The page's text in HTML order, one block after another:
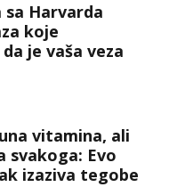
sa Harvarda
koje
je vaša veza
vitamina, ali
svakoga: Evo
izaziva tegobe